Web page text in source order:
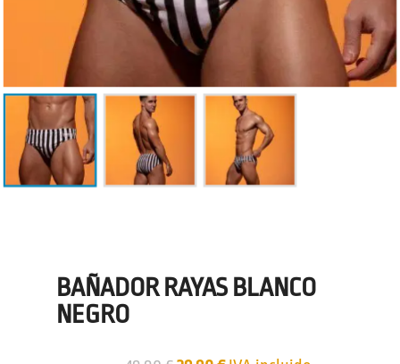
BAÑADOR RAYAS BLANCO
NEGRO